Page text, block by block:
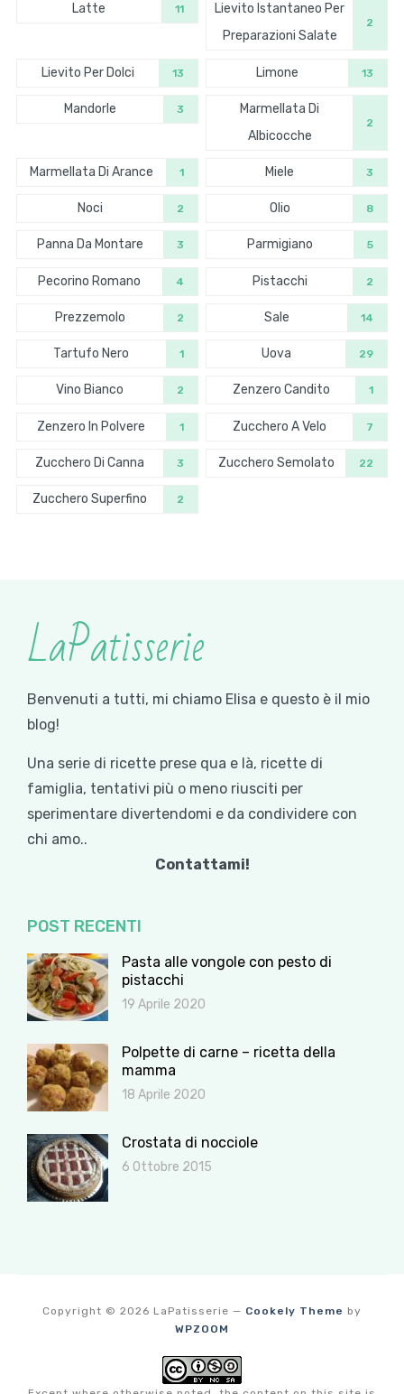
Latte 11
Lievito Istantaneo Per
Preparazioni Salate
2
Lievito Per Dolci 13 Limone 13
Mandorle 3
Marmellata Di
Albicocche
2
Marmellata Di Arance 1 Miele 3
Noci 2 Olio 8
Panna Da Montare 3 Parmigiano 5
Pecorino Romano 4 Pistacchi 2
Prezzemolo 2 Sale 14
Tartufo Nero 1 Uova 29
Vino Bianco 2 Zenzero Candito 1
Zenzero In Polvere 1 Zucchero A Velo 7
Zucchero Di Canna 3 Zucchero Semolato 22
Zucchero Superfino 2
LaPatisserie
Benvenuti a tutti, mi chiamo Elisa e questo è il mio
blog!
Una serie di ricette prese qua e là, ricette di
famiglia, tentativi più o meno riusciti per
sperimentare divertendomi e da condividere con
chi amo..
Contattami!
POST RECENTI
Pasta alle vongole con pesto di
pistacchi
19 Aprile 2020
Polpette di carne – ricetta della
mamma
18 Aprile 2020
Crostata di nocciole
6 Ottobre 2015
Copyright © 2026 LaPatisserie — Cookely Theme by
WPZOOM